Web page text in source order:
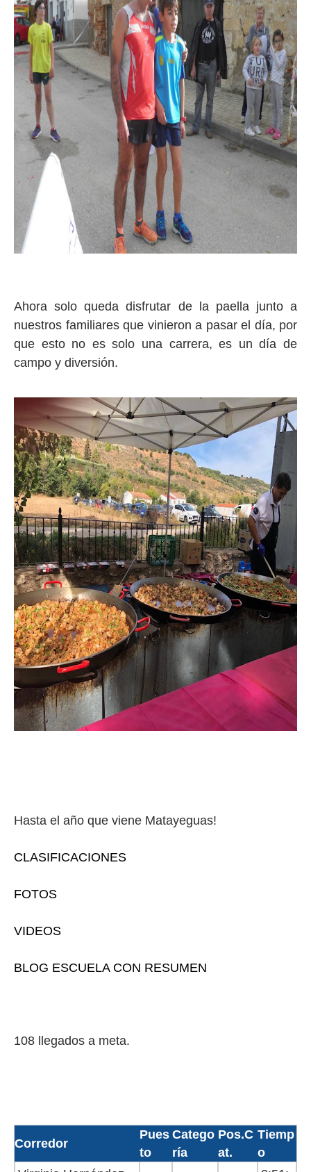
Ahora solo queda disfrutar de la paella junto a
nuestros familiares que vinieron a pasar el día, por
que esto no es solo una carrera, es un día de
campo y diversión.
Hasta el año que viene Matayeguas!
CLASIFICACIONES
FOTOS
VIDEOS
BLOG ESCUELA CON RESUMEN
108 llegados a meta.
Corredor
Pues
to
Catego
ría
Pos.C
at.
Tiemp
o